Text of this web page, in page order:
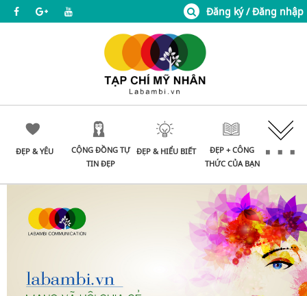
Đăng ký / Đăng nhập
ĐẸP & YÊU
CỘNG ĐỒNG TỰ
TIN ĐẸP
ĐẸP & HIỂU BIẾT
ĐẸP + CÔNG
THỨC CỦA BẠN